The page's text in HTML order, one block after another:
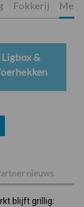
nieuws
blijft grillig:
Fokkerij
Ligbox &